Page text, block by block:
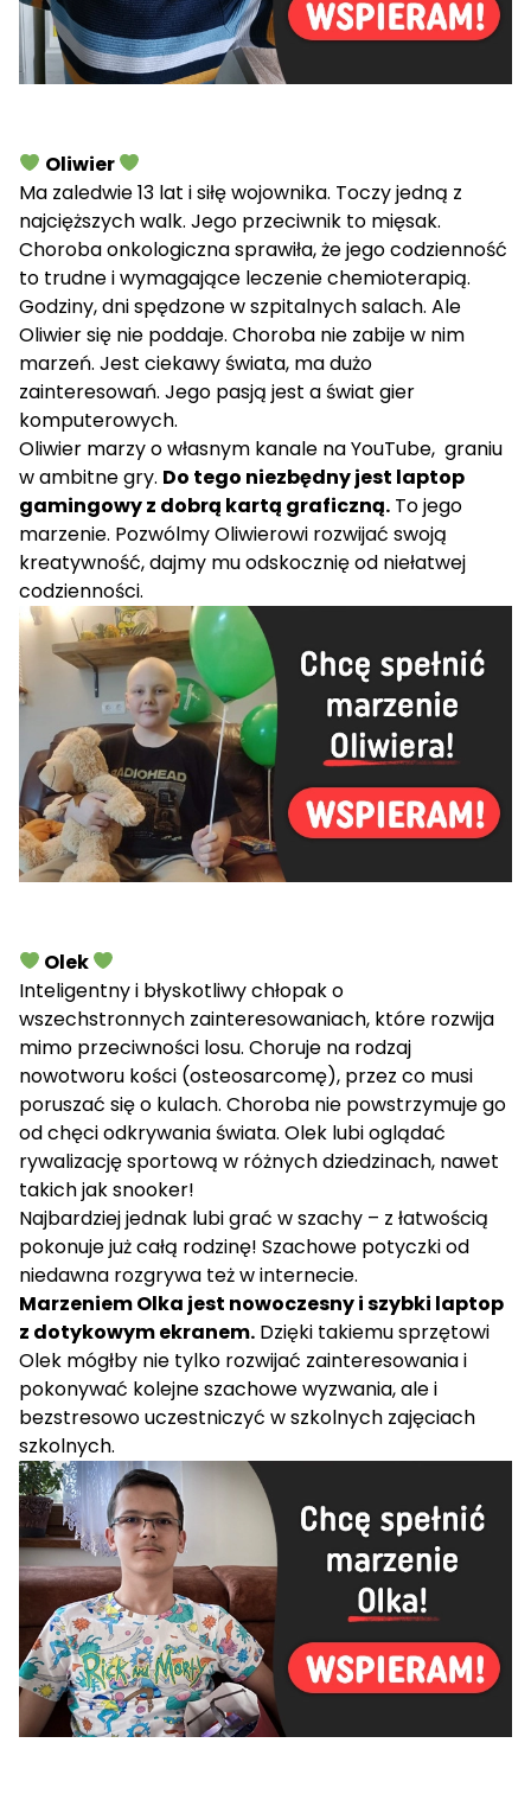
Oliwier
Ma zaledwie 13 lat i siłę wojownika. Toczy jedną z
najcięższych walk. Jego przeciwnik to mięsak.
Choroba onkologiczna sprawiła, że jego codzienność
to trudne i wymagające leczenie chemioterapią.
Godziny, dni spędzone w szpitalnych salach. Ale
Oliwier się nie poddaje. Choroba nie zabije w nim
marzeń. Jest ciekawy świata, ma dużo
zainteresowań. Jego pasją jest a świat gier
komputerowych.
Oliwier marzy o własnym kanale na YouTube, graniu
w ambitne gry. Do tego niezbędny jest laptop
gamingowy z dobrą kartą graficzną. To jego
marzenie. Pozwólmy Oliwierowi rozwijać swoją
kreatywność, dajmy mu odskocznię od niełatwej
codzienności.
Olek
Inteligentny i błyskotliwy chłopak o
wszechstronnych zainteresowaniach, które rozwija
mimo przeciwności losu. Choruje na rodzaj
nowotworu kości (osteosarcomę), przez co musi
poruszać się o kulach. Choroba nie powstrzymuje go
od chęci odkrywania świata. Olek lubi oglądać
rywalizację sportową w różnych dziedzinach, nawet
takich jak snooker!
Najbardziej jednak lubi grać w szachy – z łatwością
pokonuje już całą rodzinę! Szachowe potyczki od
niedawna rozgrywa też w internecie.
Marzeniem Olka jest nowoczesny i szybki laptop
z dotykowym ekranem. Dzięki takiemu sprzętowi
Olek mógłby nie tylko rozwijać zainteresowania i
pokonywać kolejne szachowe wyzwania, ale i
bezstresowo uczestniczyć w szkolnych zajęciach
szkolnych.